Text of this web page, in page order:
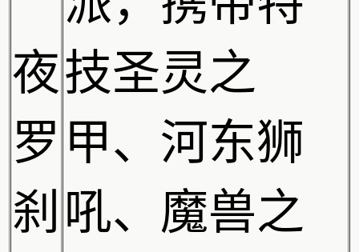
夜
罗
刹
技圣灵之
甲、河东狮
吼、魔兽之